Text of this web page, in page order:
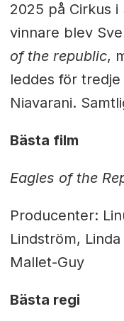
2025 på Cirkus i
vinnare blev
of the republic,
leddes för
Niavarani.
Bästa film
Eagles of the
Producenter:
Lindström,
Mallet-Guy
Bästa regi